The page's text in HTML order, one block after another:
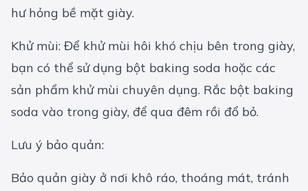
hư hỏng bề mặt giày.
Khử mùi: Để khử mùi hôi khó chịu bên trong giày,
bạn có thể sử dụng bột baking soda hoặc các
sản phẩm khử mùi chuyên dụng. Rắc bột baking
soda vào trong giày, để qua đêm rồi đổ bỏ.
Lưu ý bảo quản:
Bảo quản giày ở nơi khô ráo, thoáng mát, tránh